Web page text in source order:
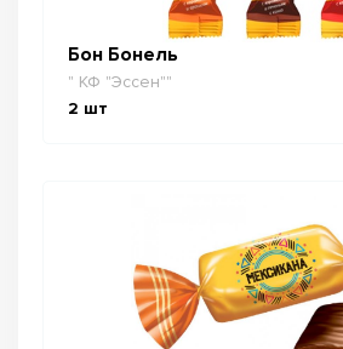
Бон Бонель
" КФ "Эссен""
2 шт